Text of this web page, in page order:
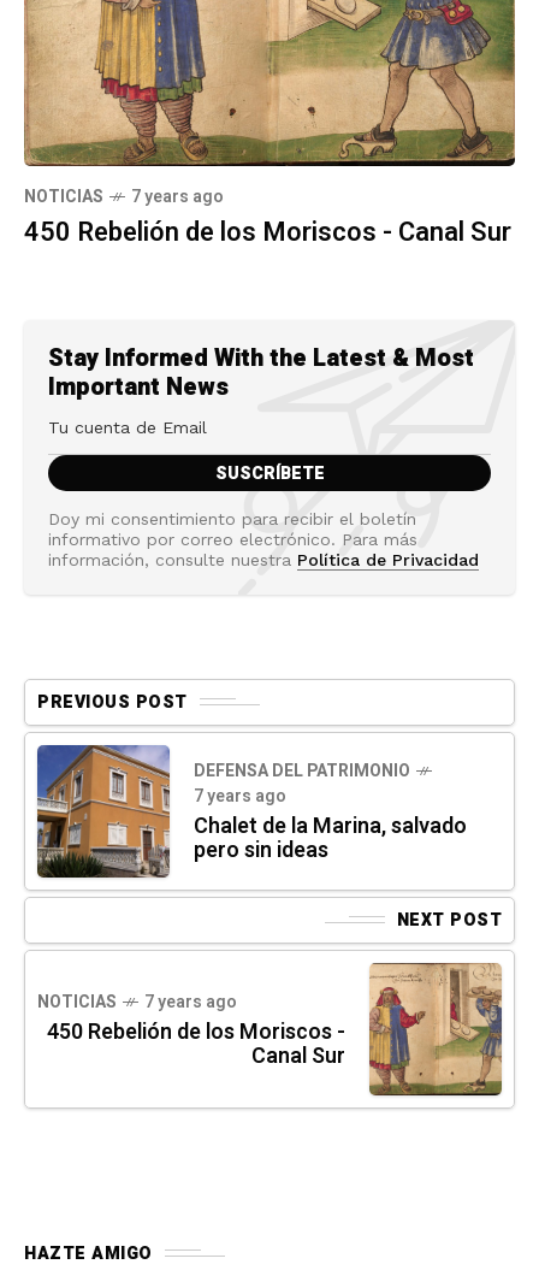
NOTICIAS 7 years ago
450 Rebelión de los Moriscos - Canal Sur
Stay Informed With the Latest & Most
Important News
Doy mi consentimiento para recibir el boletín
informativo por correo electrónico. Para más
información, consulte nuestra Política de Privacidad
PREVIOUS POST
DEFENSA DEL PATRIMONIO
7 years ago
Chalet de la Marina, salvado
pero sin ideas
NEXT POST
NOTICIAS 7 years ago
450 Rebelión de los Moriscos -
Canal Sur
HAZTE AMIGO